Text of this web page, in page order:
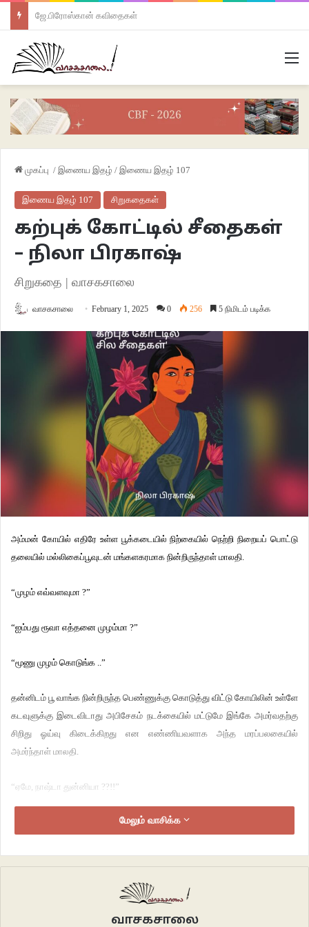
ஜே.பிரோஸ்கான் கவிதைகள்
முகப்பு / இணைய இதழ் / இணைய இதழ் 107
இணைய இதழ் 107 சிறுகதைகள்
கற்புக் கோட்டில் சீதைகள்
– நிலா பிரகாஷ்
சிறுகதை | வாசகசாலை
வாசகசாலை February 1, 2025 0 256 5 நிமிடம் படிக்க
அம்மன் கோயில் எதிரே உள்ள பூக்கடையில் நிற்கையில் நெற்றி நிறையப் பொட்டு
தலையில் மல்லிகைப்பூவுடன் மங்களகரமாக நின்றிருந்தாள் மாலதி.
“முழம் எவ்வளவுமா ?”
“ஐம்பது ரூவா எத்தனை முழம்மா ?”
“மூணு முழம் கொடுங்க ..”
தன்னிடம் பூ வாங்க நின்றிருந்த பெண்ணுக்கு கொடுத்து விட்டு கோயிலின் உள்ளே
கடவுளுக்கு இடைவிடாது அபிசேகம் நடக்கையில் மட்டுமே இங்கே அமர்வதற்கு
சிறிது ஓய்வு கிடைக்கிறது என எண்ணியவளாக அந்த மரப்பலகையில்
அமர்ந்தாள் மாலதி.
“ஏமே, நாஷ்டா துன்னியா ??!!”
“இல்லக்கா இனிமேல்தான் சாப்பிடனும்”
“போ போய்த் துன்னுட்டு வா ..நான் பார்த்துகீறேன் ..உன் புருசன் உன்னை இங்கே
மேலும் வாசிக்க
வாசகசாலை